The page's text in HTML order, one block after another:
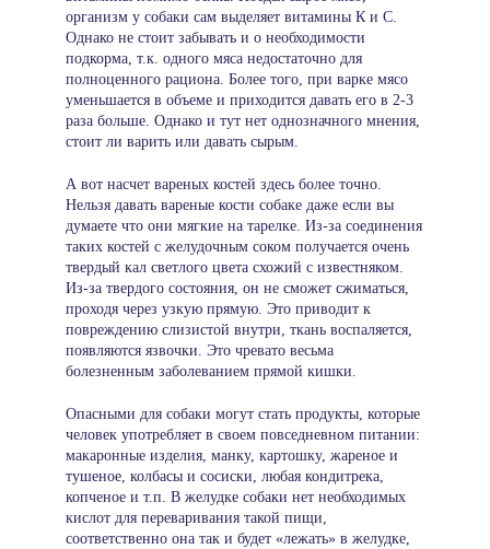
организм у собаки сам выделяет витамины К и C.
Однако не стоит забывать и о необходимости
подкорма, т.к. одного мяса недостаточно для
полноценного рациона. Более того, при варке мясо
уменьшается в объеме и приходится давать его в 2-3
раза больше. Однако и тут нет однозначного мнения,
стоит ли варить или давать сырым.
А вот насчет вареных костей здесь более точно.
Нельзя давать вареные кости собаке даже если вы
думаете что они мягкие на тарелке. Из-за соединения
таких костей с желудочным соком получается очень
твердый кал светлого цвета схожий с известняком.
Из-за твердого состояния, он не сможет сжиматься,
проходя через узкую прямую. Это приводит к
повреждению слизистой внутри, ткань воспаляется,
появляются язвочки. Это чревато весьма
болезненным заболеванием прямой кишки.
Опасными для собаки могут стать продукты, которые
человек употребляет в своем повседневном питании:
макаронные изделия, манку, картошку, жареное и
тушеное, колбасы и сосиски, любая кондитрека,
копченое и т.п. В желудке собаки нет необходимых
кислот для переваривания такой пищи,
соответственно она так и будет «лежать» в желудке,